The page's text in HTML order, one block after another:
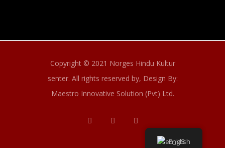
Copyright © 2021 Norges Hindu Kultur
senter. All rights reserved by, Design By:
Maestro Innovative Solution (Pvt) Ltd.
English